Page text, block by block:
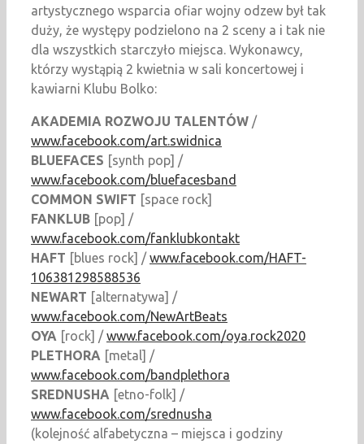
artystycznego wsparcia ofiar wojny odzew był tak
duży, że występy podzielono na 2 sceny a i tak nie
dla wszystkich starczyło miejsca. Wykonawcy,
którzy wystąpią 2 kwietnia w sali koncertowej i
kawiarni Klubu Bolko:
AKADEMIA ROZWOJU TALENTÓW /
www.facebook.com/art.swidnica
BLUEFACES [synth pop] /
www.facebook.com/bluefacesband
COMMON SWIFT [space rock]
FANKLUB [pop] /
www.facebook.com/fanklubkontakt
HAFT [blues rock] /www.facebook.com/HAFT-
106381298588536
NEWART [alternatywa] /
www.facebook.com/NewArtBeats
OYA [rock] /www.facebook.com/oya.rock2020
PLETHORA [metal] /
www.facebook.com/bandplethora
SREDNUSHA [etno-folk] /
www.facebook.com/srednusha
(kolejność alfabetyczna – miejsca i godziny